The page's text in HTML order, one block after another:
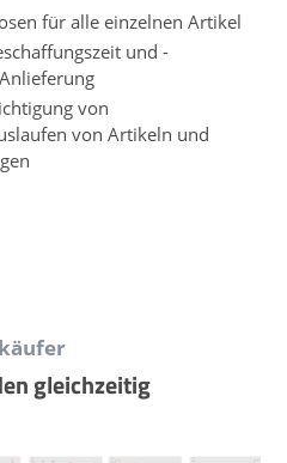
für alle einzelnen Artikel
und -
von
von Artikeln und
gleichzeitig